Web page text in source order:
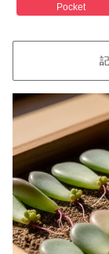
Pocket